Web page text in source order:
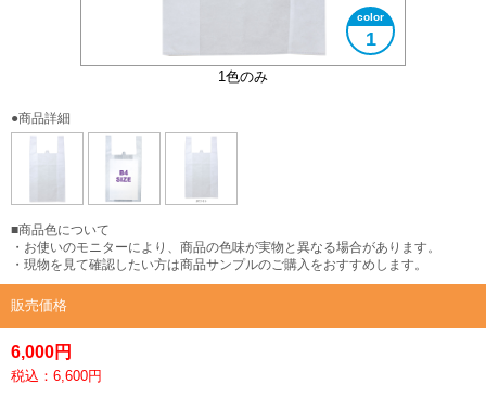
1色のみ
1
B4サイズ対応
●商品詳細
■商品色について
・お使いのモニターにより、商品の色味が実物と異なる場合があります。
・現物を見て確認したい方は商品サンプルのご購入をおすすめします。
販売価格
6,000円
税込：6,600円